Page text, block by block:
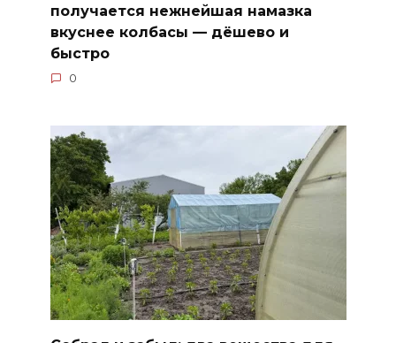
получается нежнейшая намазка
вкуснее колбасы — дёшево и
быстро
0